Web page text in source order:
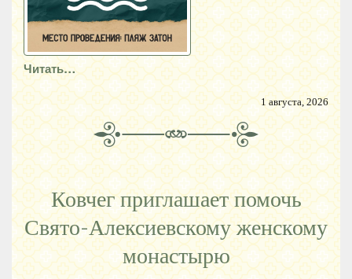
Читать…
1 августа, 2026
Ковчег приглашает помочь
Свято-Алексиевскому женскому
монастырю